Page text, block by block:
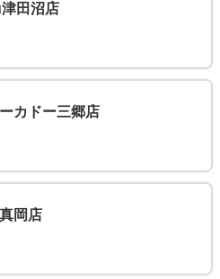
田沼店
カドー三郷店
岡店